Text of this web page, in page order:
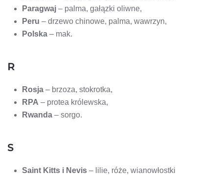
Paragwaj – palma, gałązki oliwne,
Peru – drzewo chinowe, palma, wawrzyn,
Polska – mak.
R
Rosja – brzoza, stokrotka,
RPA – protea królewska,
Rwanda – sorgo.
S
Saint Kitts i Nevis – lilie, róże, wianowłostki